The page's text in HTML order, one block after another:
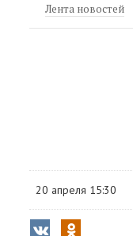
Лента новостей
20 апреля 15:30